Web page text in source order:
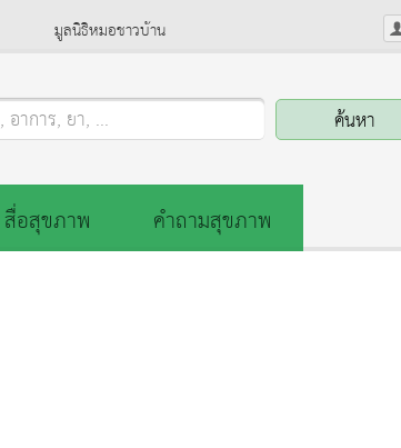
มูลนิธิหมอชาวบ้าน
อาการ, ยา, ...
สื่อสุขภาพ
คำถามสุขภาพ